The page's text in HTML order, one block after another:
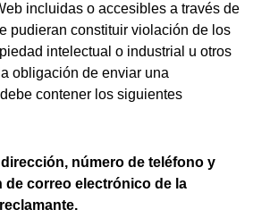
incluidas o accesibles a través de
pudieran constituir violación de los
intelectual o industrial u otros
obligación de enviar una
contener los siguientes
dirección, número de teléfono y
de correo electrónico de la